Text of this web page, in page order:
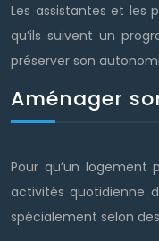
Les assistantes et les
qu’ils suivent un
préserver son
Aménager
Pour qu’un logement
activités quotidienne
spécialement selon